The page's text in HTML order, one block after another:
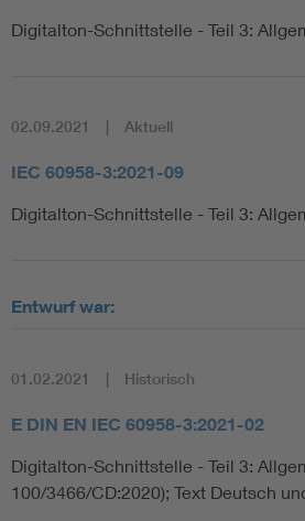
Digitalton-Schnittstelle - Teil 3:
02.09.2021 Aktuell
IEC 60958-3:2021-09
Digitalton-Schnittstelle - Teil 3:
Entwurf war:
01.02.2021 Historisch
E DIN EN IEC 60958-3:2021-02
Digitalton-Schnittstelle - Teil 3:
100/3466/CD:2020); Text Deutsch